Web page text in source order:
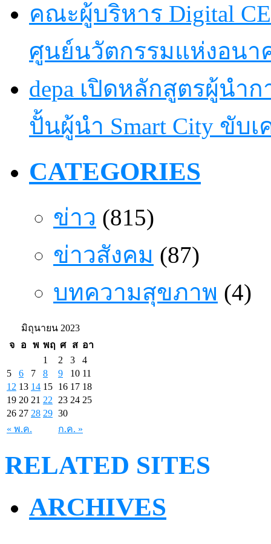
คณะผู้บริหาร Digital
ศูนย์นวัตกรรมแห่งอนา
depa เปิดหลักสูตรผู้นำ
ปั้นผู้นำ Smart City ขับ
CATEGORIES
ข่าว (815)
ข่าวสังคม (87)
บทความสุขภาพ (4)
มิถุนายน 2023
จ
อ พ พฤ ศ ส อา
« พ.ค. ก.ค. »
1 2 3
4
5
6 7 8 9 10 11
12 13 14 15 16 17 18
19 20 21 22 23 24 25
26 27 28 29 30
RELATED SITES
ARCHIVES